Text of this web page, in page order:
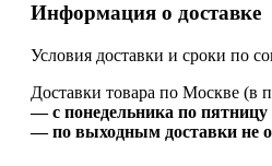
Информация о доставке
Условия доставки и сроки по
Доставки товара по Москве (в
— с понедельника по пятницу
— по выходным доставки не